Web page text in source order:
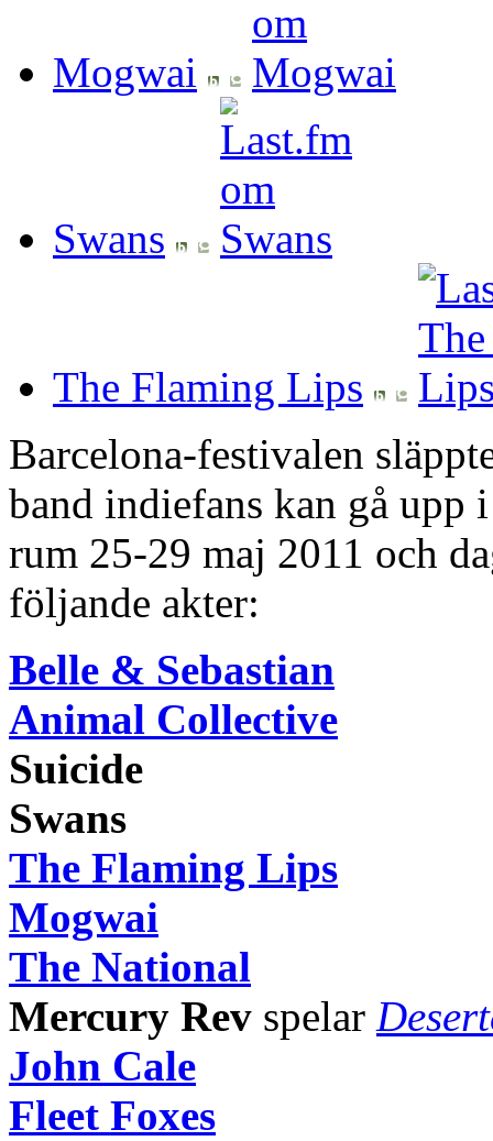
Mogwai
Swans
The Flaming Lips
Barcelona-festivalen
band indiefans kan gå upp
rum 25-29 maj 2011 och
följande akter:
Belle & Sebastian
Animal Collective
Suicide
Swans
The Flaming Lips
Mogwai
The National
Mercury Rev spelar
John Cale
Fleet Foxes